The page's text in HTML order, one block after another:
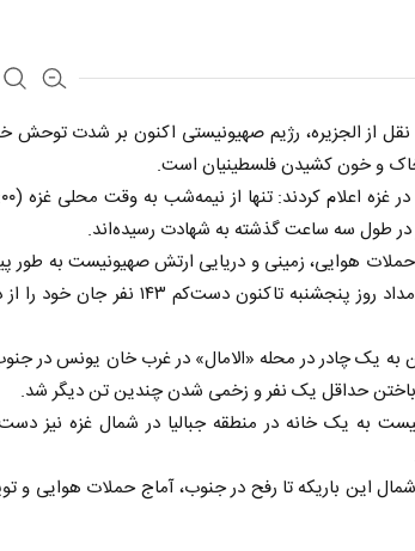
نقل از الجزیره، رژیم صهیونیستی اکنون بر شدت توحش
خاک و خون کشیدن فلسطینیان است.
حملات هوایی، زمینی و دریایی ارتش صهیونیست به طور
در حال افزایش است و از بامداد روز پنجشنبه تاکنون دست‌کم ۱۴۳
یک چادر در محله «الامال» در غرب خان یونس در
باختن حداقل یک نفر و زخمی شدن چندین تن دیگر شد.
این باریکه تا رفح در جنوب، آماج حملات هوایی و